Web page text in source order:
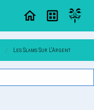
Les Slams Sur L'Argent